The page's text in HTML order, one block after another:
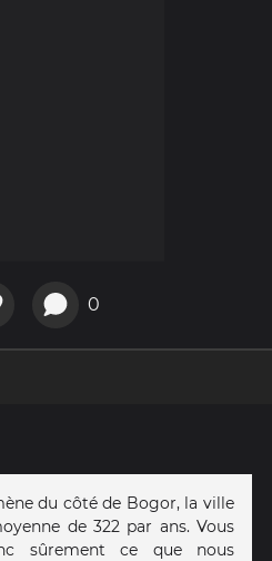
0
du côté de Bogor, la ville
de 322 par ans. Vous
sûrement ce que nous